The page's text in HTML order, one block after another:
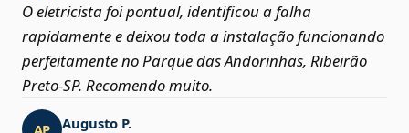
O eletricista foi pontual, identificou a falha
rapidamente e deixou toda a instalação funcionando
perfeitamente no Parque das Andorinhas, Ribeirão
Preto‑SP. Recomendo muito.
AP Augusto P.